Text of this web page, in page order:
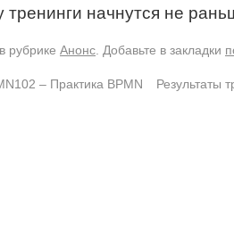
начнутся не
рубрике Анонс . Добавьте в закладки
– Практика BPMN Результаты